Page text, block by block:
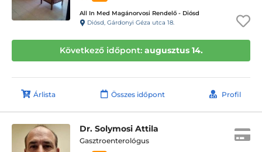
All In Med Magánorvosi Rendelő - Diósd
Diósd, Gárdonyi Géza utca 18.
Következő időpont: augusztus 14.
Árlista Összes időpont Profil
Dr. Solymosi Attila
Gasztroenterológus